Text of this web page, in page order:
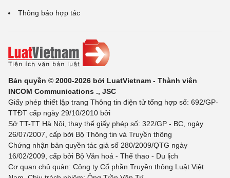
Thông báo hợp tác
Bản quyền © 2000-2026 bởi LuatVietnam - Thành viên
INCOM Communications ., JSC
Giấy phép thiết lập trang Thông tin điện tử tổng hợp số: 692/GP-
TTĐT cấp ngày 29/10/2010 bởi
Sở TT-TT Hà Nội, thay thế giấy phép số: 322/GP - BC, ngày
26/07/2007, cấp bởi Bộ Thông tin và Truyền thông
Chứng nhận bản quyền tác giả số 280/2009/QTG ngày
16/02/2009, cấp bởi Bộ Văn hoá - Thể thao - Du lịch
Cơ quan chủ quản: Công ty Cổ phần Truyền thông Luật Việt